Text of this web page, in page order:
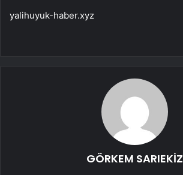
yalihuyuk-haber.xyz
GÖRKEM SARIEKİZ